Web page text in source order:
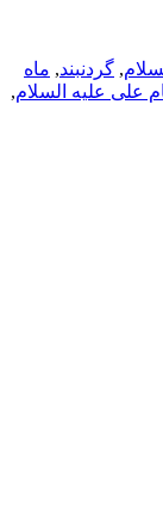
, گردنبند, ماه
علی علیه السلام,